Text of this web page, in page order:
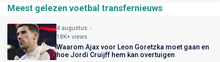
Meest gelezen voetbal transfernieuws
4 augustus
18K+ views
Waarom Ajax voor Leon Goretzka moet gaan en
hoe Jordi Cruijff hem kan overtuigen